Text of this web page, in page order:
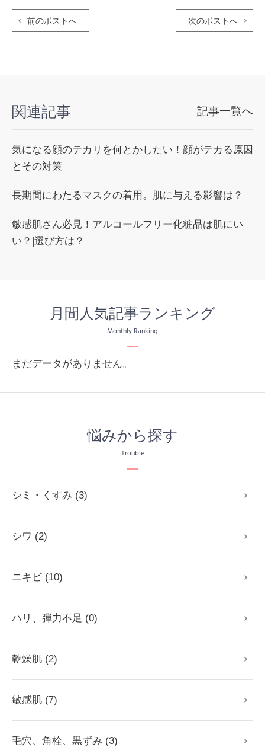
前のポストへ 次のポストへ
関連記事 記事一覧へ
気になる顔のテカリを何とかしたい！顔がテカる原因
とその対策
長期間にわたるマスクの着用。肌に与える影響は？
敏感肌さん必見！アルコールフリー化粧品は肌にい
い？|選び方は？
月間人気記事ランキング
Monthly Ranking
まだデータがありません。
悩みから探す
Trouble
シミ・くすみ (3)
シワ (2)
ニキビ (10)
ハリ、弾力不足 (0)
乾燥肌 (2)
敏感肌 (7)
毛穴、角栓、黒ずみ (3)